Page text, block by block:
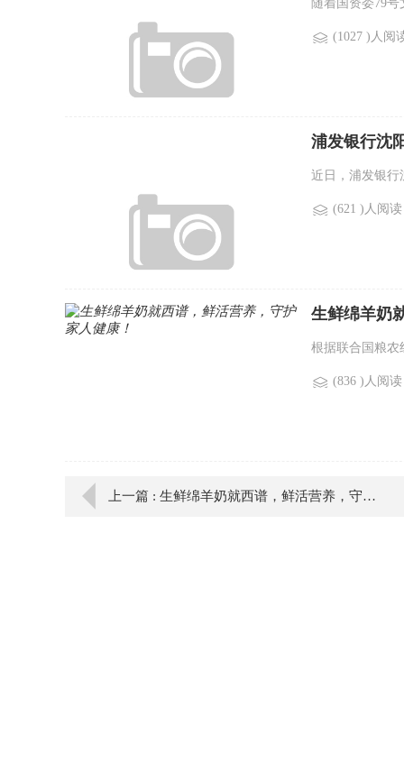
随着国资委79
(1027 )人阅
浦发银行沈
近日，浦发银行
(621 )人阅读
生鲜绵羊奶
根据联合国粮农
(836 )人阅读
上一篇 : 生鲜绵羊奶就西谱，鲜活营养，守护家人健康！